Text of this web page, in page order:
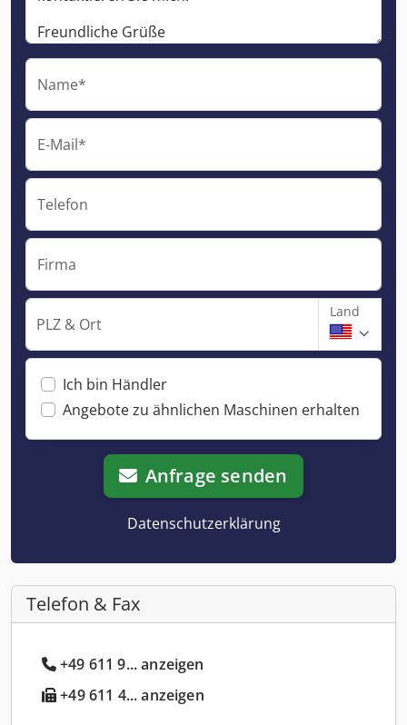
Name*
E-Mail*
Telefon
Firma
PLZ & Ort
Land
Ich bin Händler
Angebote zu ähnlichen Maschinen erhalten
Anfrage senden
Datenschutzerklärung
Telefon & Fax
+49 611 9... anzeigen
+49 611 4... anzeigen